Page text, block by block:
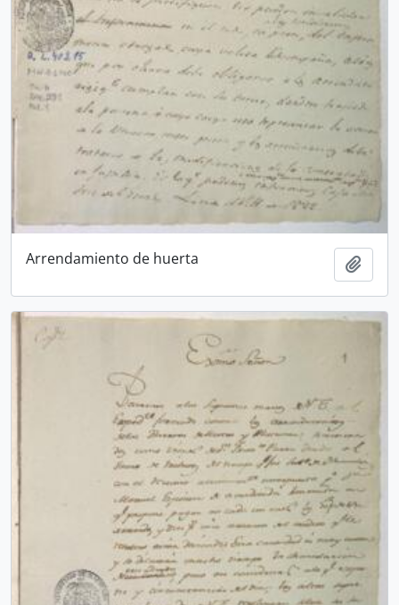
Arrendamiento de huerta